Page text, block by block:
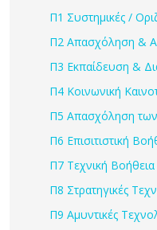
Π1 Συστημικές /
Π2 Απασχόληση &
Π3 Εκπαίδευση &
Π4 Κοινωνική
Π5 Απασχόληση
Π6 Επισιτιστική
Π7 Τεχνική Βοήθεια
Π8 Στρατηγικές
Π9 Αμυντικές